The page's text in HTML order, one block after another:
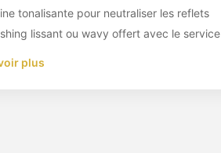
tonalisante pour neutraliser les reflets
lissant ou wavy offert avec le service
plus